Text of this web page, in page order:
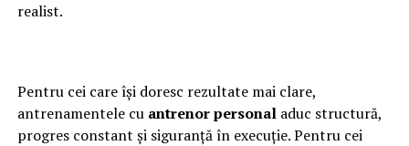
realist.
Pentru cei care își doresc rezultate mai clare,
antrenamentele cu antrenor personaladuc structură,
progres constant și siguranță în execuție. Pentru cei